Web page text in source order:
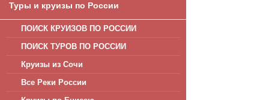
Туры и круизы по России
ПОИСК КРУИЗОВ ПО РОССИИ
ПОИСК ТУРОВ ПО РОССИИ
Круизы из Сочи
Все Реки России